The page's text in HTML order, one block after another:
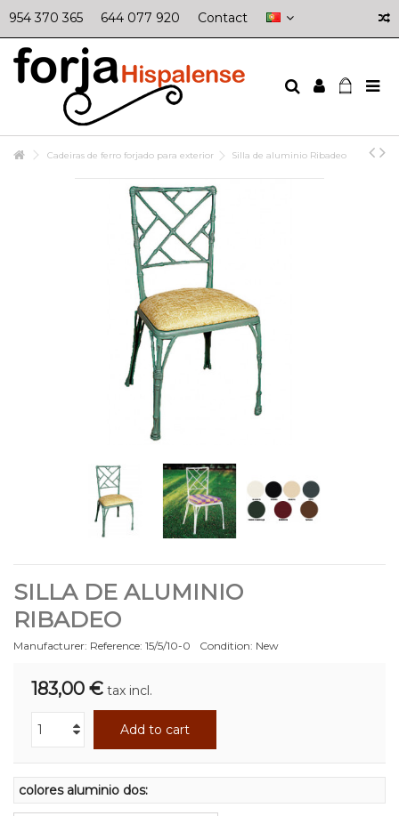
954 370 365 644 077 920 Contact
Cadeiras de ferro forjado para exterior Silla de aluminio Ribadeo
SILLA DE ALUMINIO
RIBADEO
Manufacturer: Reference: 15/5/10-0 Condition: New
183,00 € tax incl.
Add to cart
colores aluminio dos: